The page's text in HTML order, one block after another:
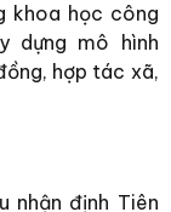
khoa học công
dựng mô hình
hợp tác xã,
nhận định Tiên